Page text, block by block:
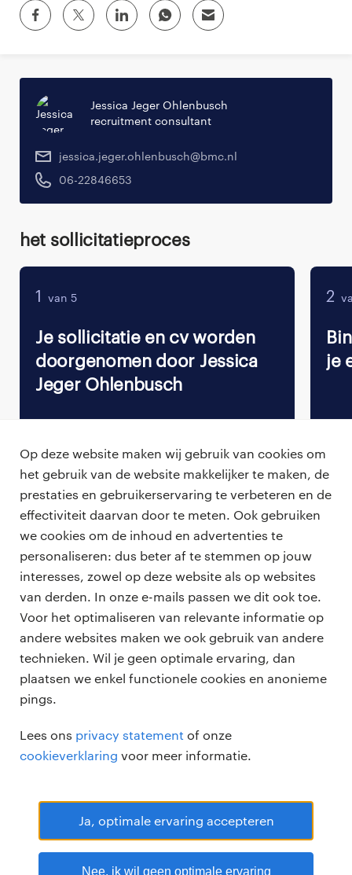
Op deze website maken wij gebruik van cookies om
het gebruik van de website makkelijker te maken, de
prestaties en gebruikerservaring te verbeteren en de
effectiviteit daarvan door te meten. Ook gebruiken
we cookies om de inhoud en advertenties te
personaliseren: dus beter af te stemmen op jouw
interesses, zowel op deze website als op websites
van derden. In onze e-mails passen we dit ook toe.
Voor het optimaliseren van relevante informatie op
andere websites maken we ook gebruik van andere
technieken. Wil je geen optimale ervaring, dan
plaatsen we enkel functionele cookies en anonieme
pings.
Lees ons privacy statement of onze
cookieverklaring voor meer informatie.
Ja, optimale ervaring accepteren
Nee, ik wil geen optimale ervaring
Jessica Jeger Ohlenbusch
recruitment consultant
jessica.jeger.ohlenbusch@bmc.nl
06-22846653
Het sollicitatieproces
1 van 5
Je sollicitatie en cv worden
doorgenomen door Jessica
Jeger Ohlenbusch
2
je
Terug naar vacature overzicht
professionals
vacatures
zzp-opdrachten
careers for expats
voor opdrachtgevers
vacature plaatsen
over ons
werken bij Randstad
onze kantoren
Randstad Professional Google score 4.15 - 118 reviews